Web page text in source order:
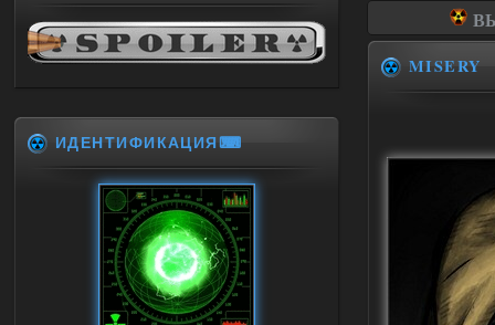
MISERY
ИДЕНТИФИКАЦИЯ⌨